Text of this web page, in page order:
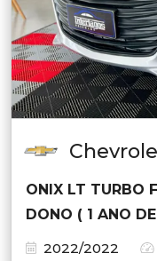
ONIX LT TURBO
DONO ( 1 ANO
2022/2022